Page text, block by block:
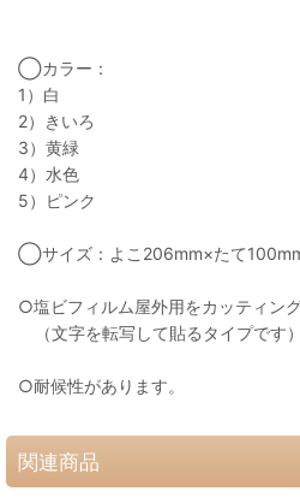
◯カラー：
1）白
2）きいろ
3）黄緑
4）水色
5）ピンク
◯サイズ：よこ206mm×たて
○塩ビフィルム屋外用をカッティン
（文字を転写して貼るタイプです）
○耐候性があります。
関連商品